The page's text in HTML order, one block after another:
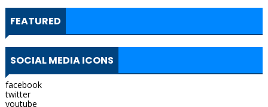
FEATURED
SOCIAL MEDIA ICONS
facebook
twitter
youtube